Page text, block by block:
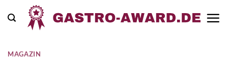
Inhalt
MAGAZIN